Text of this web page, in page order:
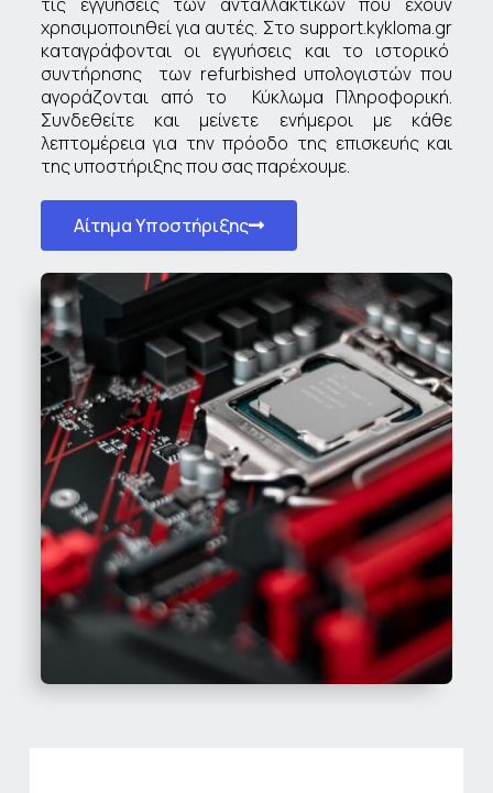
χρησιμοποιηθεί για αυτές. Στο support.kykloma.gr
καταγράφονται οι εγγυήσεις και το ιστορικό
συντήρησης των refurbished υπολογιστών που
αγοράζονται από το Κύκλωμα Πληροφορική.
Συνδεθείτε και μείνετε ενήμεροι με κάθε
λεπτομέρεια για την πρόοδο της επισκευής και
της υποστήριξης που σας παρέχουμε.
Αίτημα Υποστήριξης